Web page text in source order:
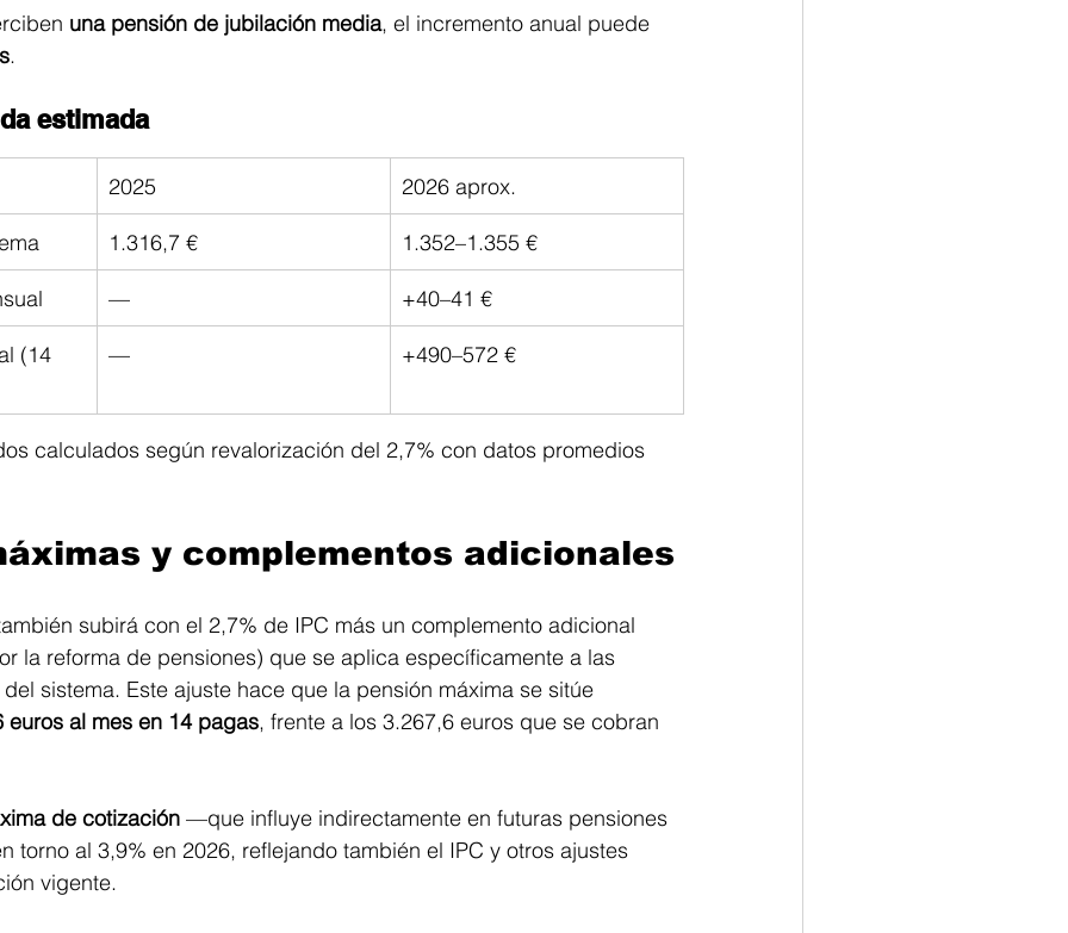
una pensión de jubilación media, el incremento anual puede
.
estimada
2025 2026 aprox.
1.316,7 € 1.352–1.355 €
— +40–41 €
(14 — +490–572 €
calculados según revalorización del 2,7% con datos promedios
y complementos adicionales
subirá con el 2,7% de IPC más un complemento adicional
la reforma de pensiones) que se aplica específicamente a las
sistema. Este ajuste hace que la pensión máxima se sitúe
euros al mes en 14 pagas, frente a los 3.267,6 euros que se cobran
de cotización —que influye indirectamente en futuras pensiones
torno al 3,9% en 2026, reflejando también el IPC y otros ajustes
vigente.